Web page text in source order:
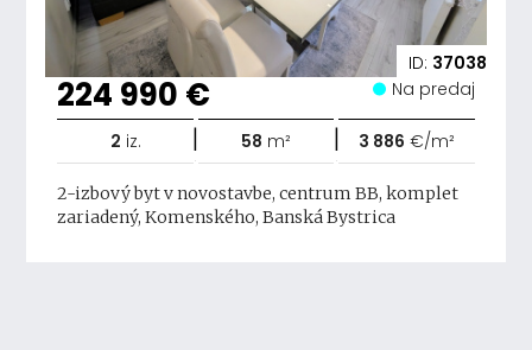
ID: 37038
224 990 € Na predaj
2 iz. | 58 m² | 3 886 €/m²
2-izbový byt v novostavbe, centrum BB, komplet
zariadený, Komenského, Banská Bystrica